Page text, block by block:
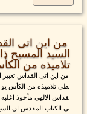
من اين اتى
السيد المسيح
تلاميذه من
من اين اتى القداس
طي تلاميذه من الكأس يو
قداس الالهي مأخوذ
ي الكتاب المقدس ان